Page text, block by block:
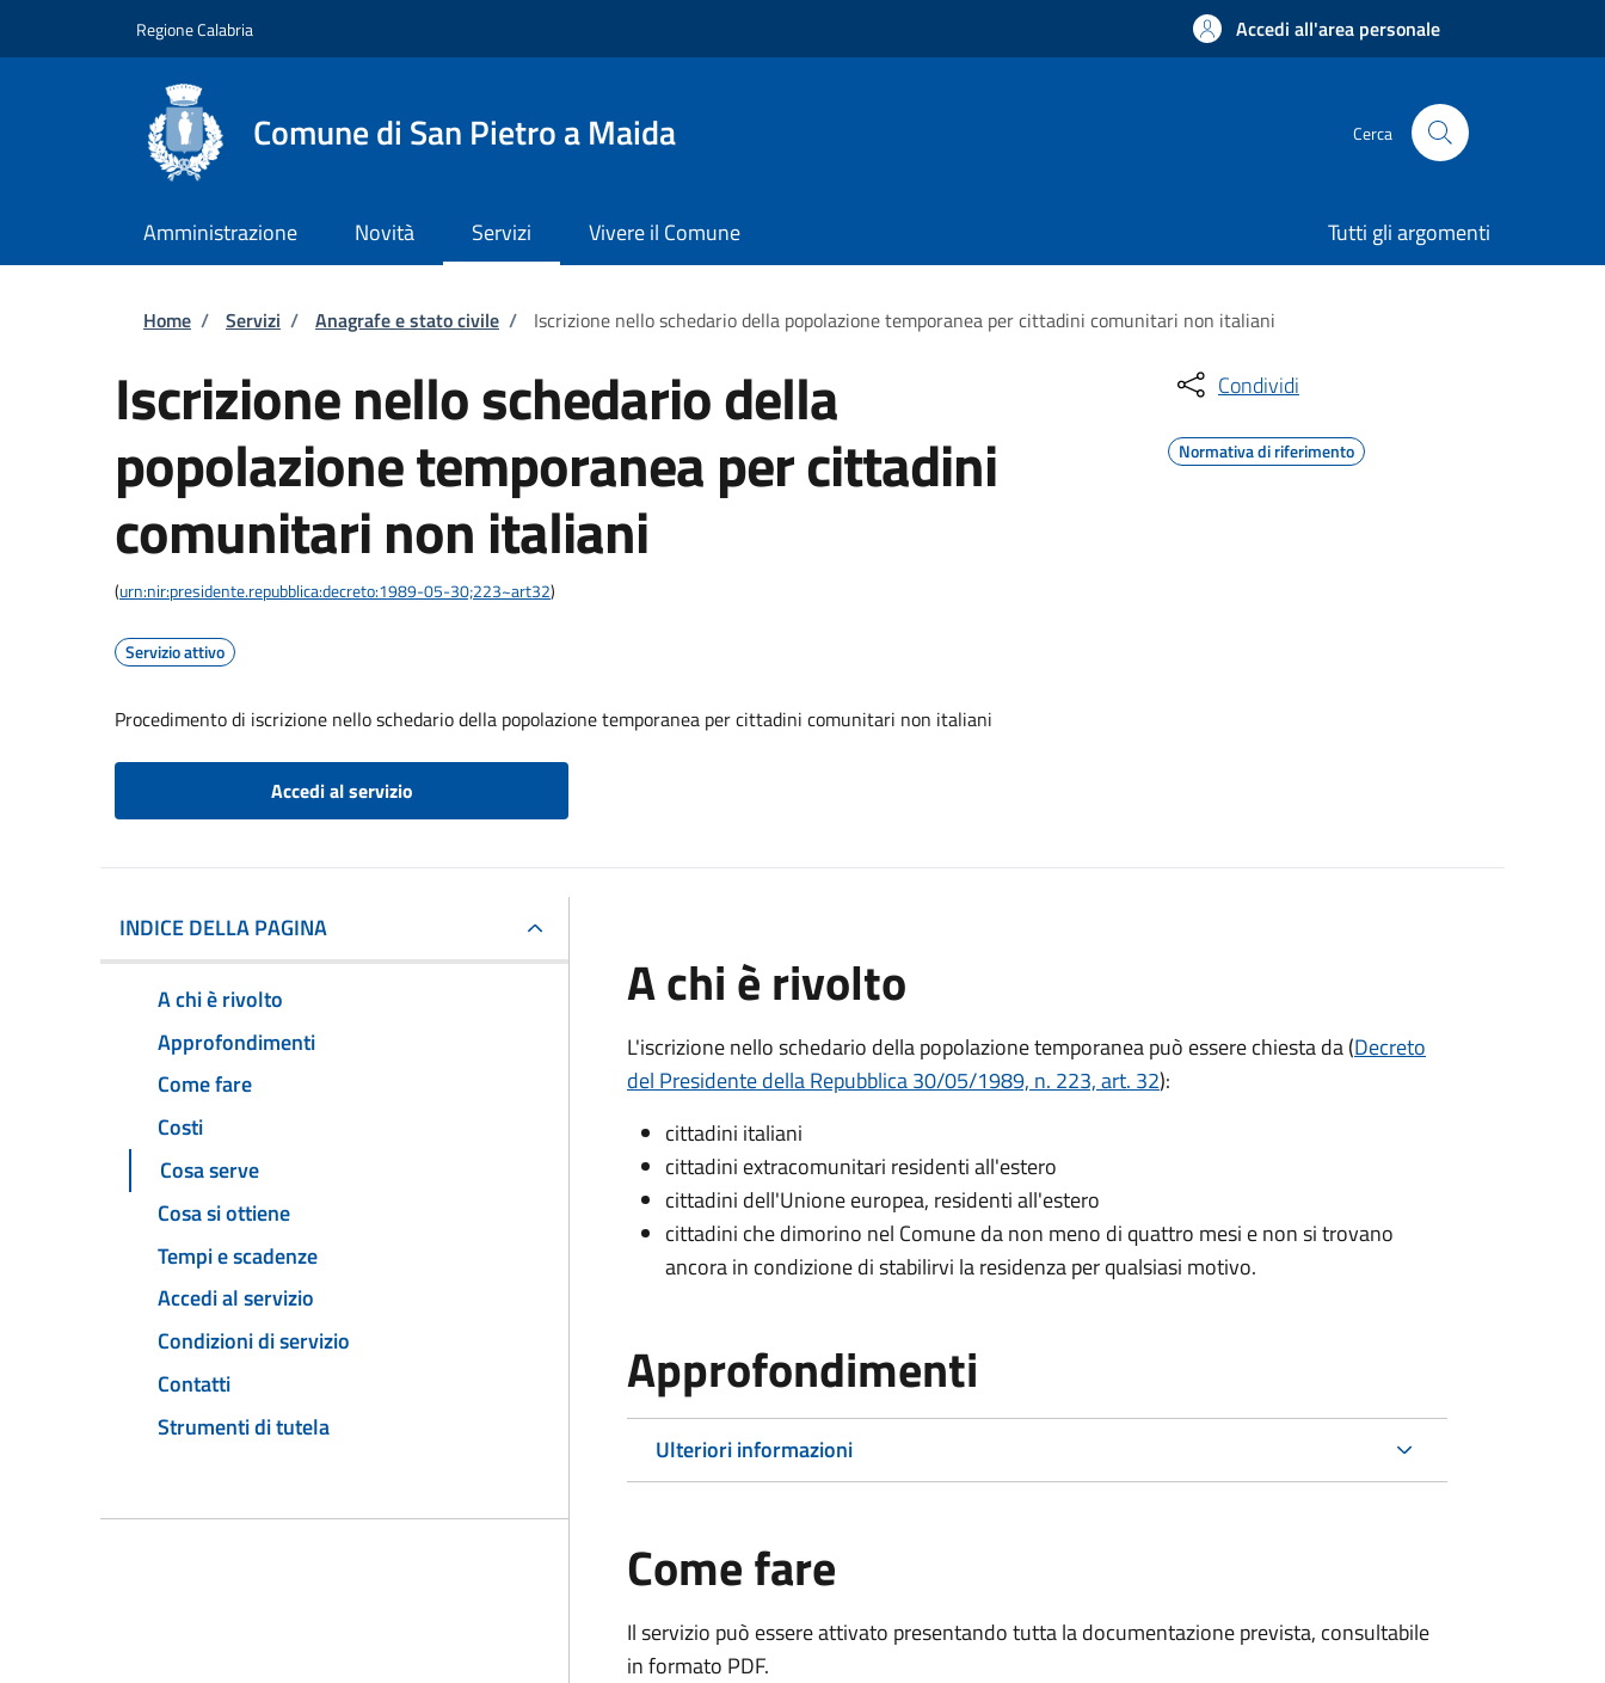
Regione Calabria Accedi all'area personale
Comune di San Pietro a Maida Cerca
Amministrazione Novità Servizi Vivere il Comune Tutti gli argomenti
Briciole di pane
Home / Servizi / Anagrafe e stato civile / Iscrizione nello schedario della popolazione temporanea per cittadini comunitari non italiani
Iscrizione nello schedario della
popolazione temporanea per cittadini
comunitari non italiani
(urn:nir:presidente.repubblica:decreto:1989-05-30;223~art32)
Servizio attivo
Procedimento di iscrizione nello schedario della popolazione temporanea per cittadini comunitari non italiani
Accedi al servizio
Condividi
Normativa di riferimento
INDICE DELLA PAGINA
A chi è rivolto
Approfondimenti
Come fare
Costi
Cosa serve
Cosa si ottiene
Tempi e scadenze
Accedi al servizio
Condizioni di servizio
Contatti
Strumenti di tutela
A chi è rivolto
L'iscrizione nello schedario della popolazione temporanea può essere chiesta da (Decreto
del Presidente della Repubblica 30/05/1989, n. 223, art. 32):
cittadini italiani
cittadini extracomunitari residenti all'estero
cittadini dell'Unione europea, residenti all'estero
cittadini che dimorino nel Comune da non meno di quattro mesi e non si trovano
ancora in condizione di stabilirvi la residenza per qualsiasi motivo.
Approfondimenti
Ulteriori informazioni
Come fare
Il servizio può essere attivato presentando tutta la documentazione prevista, consultabile
in formato PDF.